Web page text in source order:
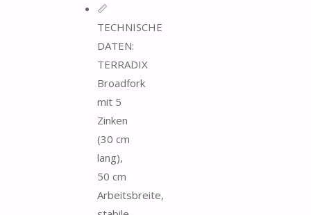
📏
TECHNISCHE
DATEN:
TERRADIX
Broadfork
mit 5
Zinken
(30 cm
lang),
50 cm
Arbeitsbreite,